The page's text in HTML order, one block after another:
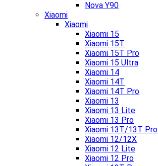
Nova Y90
Xiaomi
Xiaomi
Xiaomi 15
Xiaomi 15T
Xiaomi 15T Pro
Xiaomi 15 Ultra
Xiaomi 14
Xiaomi 14T
Xiaomi 14T Pro
Xiaomi 13
Xiaomi 13 Lite
Xiaomi 13 Pro
Xiaomi 13T/13T Pro
Xiaomi 12/12X
Xiaomi 12 Lite
Xiaomi 12 Pro